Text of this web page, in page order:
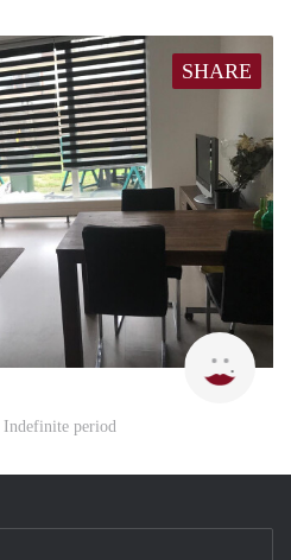
SHARE
Indefinite period